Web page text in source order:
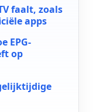
faalt, zoals
apps
EPG-
op